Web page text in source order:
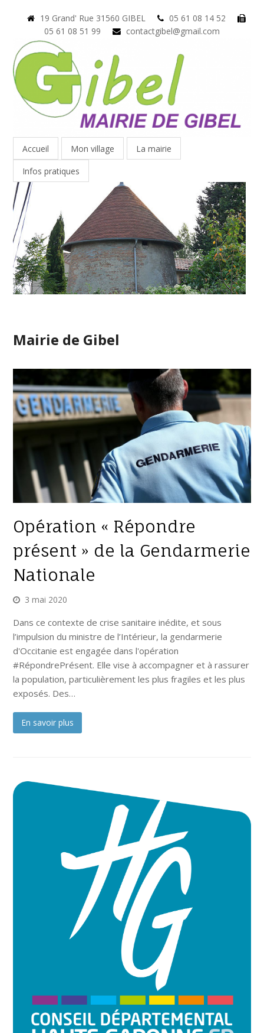
19 Grand' Rue 31560 GIBEL
05 61 08 14 52
05 61 08 51 99
contactgibel@gmail.com
Accueil Mon village
La mairie
Infos pratiques
Mairie de Gibel
Opération « Répondre
présent » de la Gendarmerie
Nationale
3 mai 2020
Dans ce contexte de crise sanitaire inédite, et sous
l’impulsion du ministre de l’Intérieur, la gendarmerie
d'Occitanie est engagée dans l'opération
#RépondrePrésent. Elle vise à accompagner et à rassurer
la population, particulièrement les plus fragiles et les plus
exposés. Des…
En savoir plus